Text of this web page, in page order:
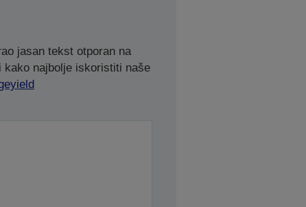
jasan tekst otporan na
najbolje iskoristiti naše